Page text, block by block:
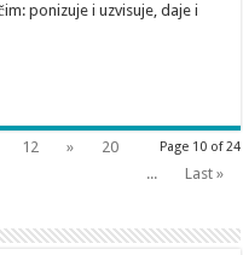
ponizuje i uzvisuje, daje i
Page 10 of 24
12 »
20
...
Last »